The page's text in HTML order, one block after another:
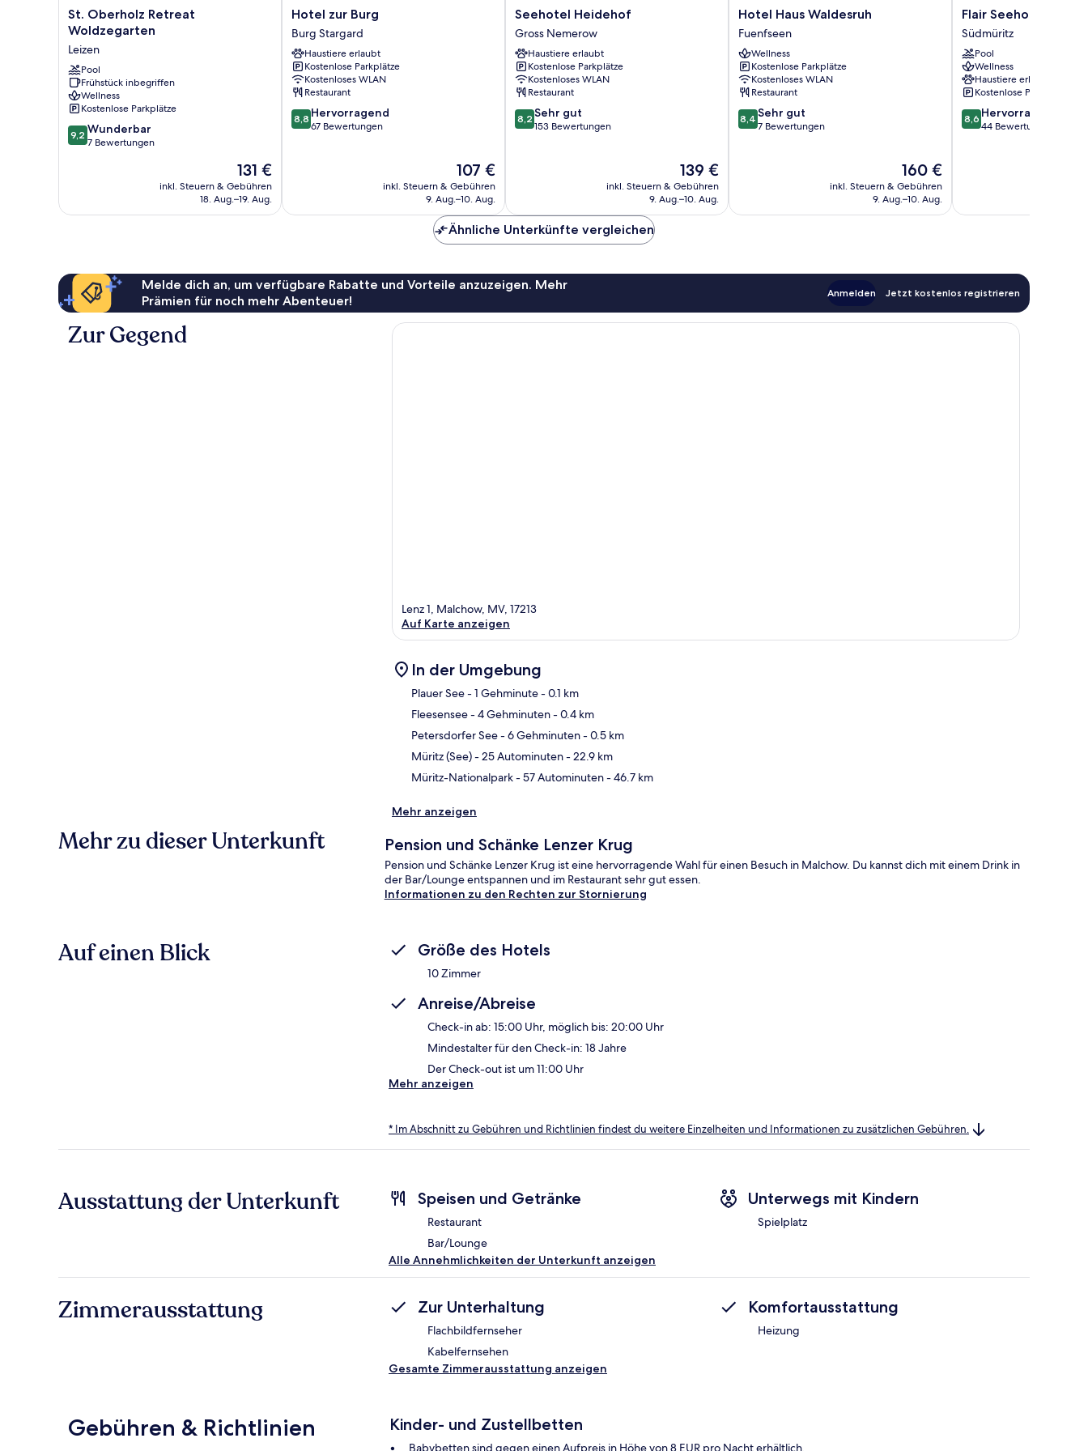
St.
Oberholz
Woldzegarten
Leizen
St. Oberholz Retreat
Woldzegarten
Leizen
Pool
Frühstück inbegriffen
Wellness
Kostenlose Parkplätze
9.2
von
9,2 Wunderbar
7 Bewertungen
Der
Preis
beträgt
131 €
inkl. Steuern & Gebühren
18. Aug.–19. Aug.
Hotel
zur
Burg
Burg
Stargard
Hotel zur Burg
Burg Stargard
Haustiere erlaubt
Kostenlose Parkplätze
Kostenloses WLAN
Restaurant
8.8
von
8,8 Hervorragend
67 Bewertungen
Der
Preis
beträgt
107 €
inkl. Steuern & Gebühren
9. Aug.–10. Aug.
Seehotel
Heidehof
Gross
Nemerow
Seehotel Heidehof
Gross Nemerow
Haustiere erlaubt
Kostenlose Parkplätze
Kostenloses WLAN
Restaurant
8.2
von
8,2 Sehr gut
153 Bewertungen
Der
Preis
beträgt
139 €
inkl. Steuern & Gebühren
9. Aug.–10. Aug.
Hotel
Haus
Waldesruh
Fuenfseen
Hotel Haus Waldesruh
Fuenfseen
Wellness
Kostenlose Parkplätze
Kostenloses WLAN
Restaurant
8.4
von
8,4 Sehr gut
7 Bewertungen
Der
Preis
beträgt
160 €
inkl. Steuern & Gebühren
9. Aug.–10. Aug.
Flair
Seehotel
Zielow
Südmüritz
Flair Seehotel
Südmüritz
Pool
Wellness
Haustiere erlaubt
Kostenlose Parkplätze
8.6
von
8,6 Hervorragend
44 Bewertungen
Ähnliche Unterkünfte vergleichen
Melde dich an, um verfügbare Rabatte und Vorteile anzuzeigen. Mehr
Prämien für noch mehr Abenteuer!
Anmelden Jetzt kostenlos registrieren
Zur Gegend
Lenz 1, Malchow, MV, 17213
Auf Karte anzeigen
In der Umgebung
Plauer See- 1 Gehminute- 0.1 km
Fleesensee- 4 Gehminuten- 0.4 km
Petersdorfer See- 6 Gehminuten- 0.5 km
Müritz (See)- 25 Autominuten- 22.9 km
Müritz-Nationalpark- 57 Autominuten- 46.7 km
Mehr anzeigen
Mehr zu dieser Unterkunft Pension und Schänke Lenzer Krug
Pension und Schänke Lenzer Krug ist eine hervorragende Wahl für einen Besuch in Malchow. Du kannst dich mit einem Drink in
der Bar/Lounge entspannen und im Restaurant sehr gut essen.
Informationen zu den Rechten zur Stornierung
Auf einen Blick Größe des Hotels
10 Zimmer
Anreise/Abreise
Check-in ab: 15:00 Uhr, möglich bis: 20:00 Uhr
Mindestalter für den Check-in: 18 Jahre
Der Check-out ist um 11:00 Uhr
Mehr anzeigen
* Im Abschnitt zu Gebühren und Richtlinien findest du weitere Einzelheiten und Informationen zu zusätzlichen Gebühren.
Ausstattung der Unterkunft Speisen und Getränke
Restaurant
Bar/Lounge
Unterwegs mit Kindern
Spielplatz
Alle Annehmlichkeiten der Unterkunft anzeigen
Zimmerausstattung Zur Unterhaltung
Flachbildfernseher
Kabelfernsehen
Komfortausstattung
Heizung
Gesamte Zimmerausstattung anzeigen
Gebühren & Richtlinien Kinder- und Zustellbetten
Babybetten sind gegen einen Aufpreis in Höhe von 8 EUR pro Nacht erhältlich.